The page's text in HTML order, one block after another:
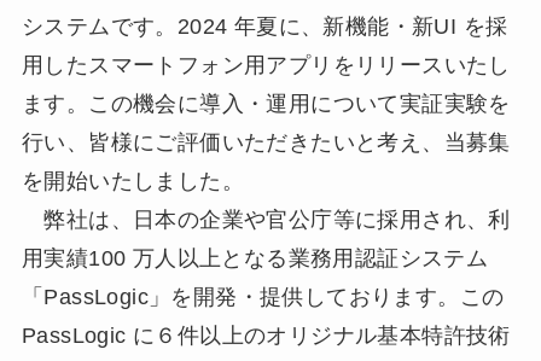
システムです。2024 年夏に、新機能・新UI を採
用したスマートフォン用アプリをリリースいたし
ます。この機会に導入・運用について実証実験を
行い、皆様にご評価いただきたいと考え、当募集
を開始いたしました。
弊社は、日本の企業や官公庁等に採用され、利
用実績100 万人以上となる業務用認証システム
「PassLogic」を開発・提供しております。この
PassLogic に６件以上のオリジナル基本特許技術